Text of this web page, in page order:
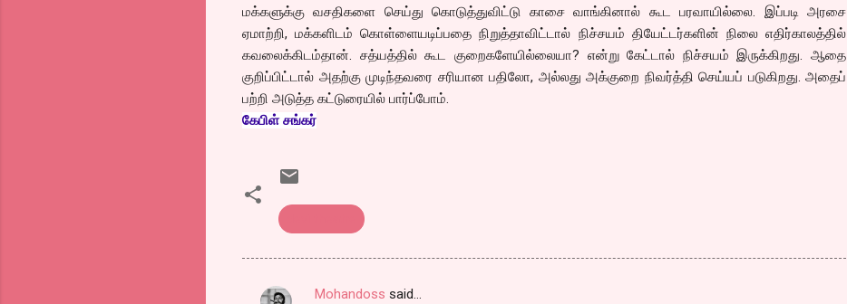
மக்களுக்கு வசதிகளை செய்து கொடுத்துவிட்டு காசை வாங்கினால் கூட பரவாயில்லை. இப்படி அரசை
ஏமாற்றி, மக்களிடம் கொள்ளையடிப்பதை நிறுத்தாவிட்டால் நிச்சயம் தியேட்டர்களின் நிலை எதிர்காலத்தில்
கவலைக்கிடம்தான். சத்யத்தில் கூட குறைகளேயில்லையா? என்று கேட்டால் நிச்சயம் இருக்கிறது. ஆதை
குறிப்பிட்டால் அதற்கு முடிந்தவரை சரியான பதிலோ, அல்லது அக்குறை நிவர்த்தி செய்யப் படுகிறது. அதைப்
பற்றி அடுத்த கட்டுரையில் பார்ப்போம்.
கேபிள் சங்கர்
Mohandoss said…